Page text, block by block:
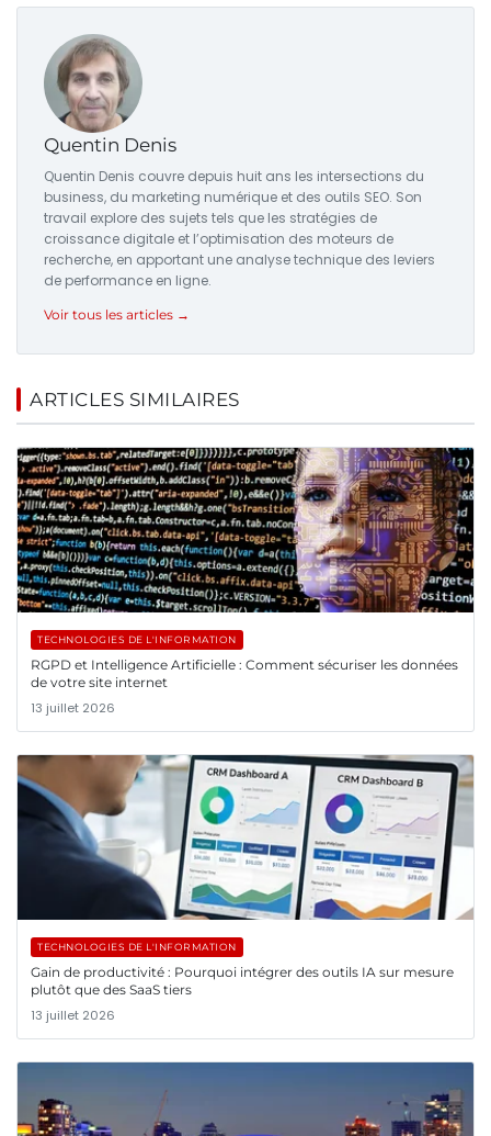
Quentin Denis
Quentin Denis couvre depuis huit ans les intersections du
business, du marketing numérique et des outils SEO. Son
travail explore des sujets tels que les stratégies de
croissance digitale et l’optimisation des moteurs de
recherche, en apportant une analyse technique des leviers
de performance en ligne.
Voir tous les articles →
ARTICLES SIMILAIRES
TECHNOLOGIES DE L'INFORMATION
RGPD et Intelligence Artificielle : Comment sécuriser les données
de votre site internet
13 juillet 2026
TECHNOLOGIES DE L'INFORMATION
Gain de productivité : Pourquoi intégrer des outils IA sur mesure
plutôt que des SaaS tiers
13 juillet 2026